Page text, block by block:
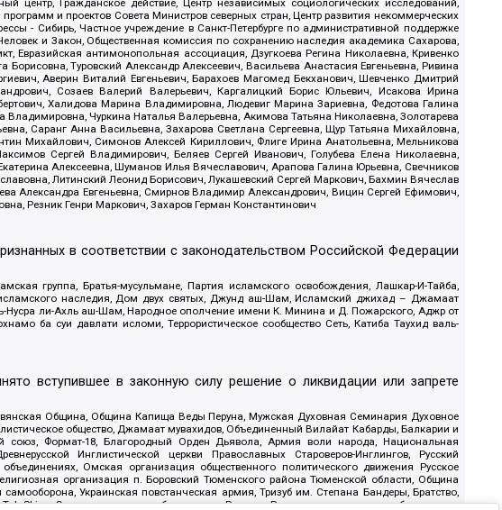
центр, Гражданское действие, Центр независимых социологических исследований,
и проектов Совета Министров северных стран, Центр развития некоммерческих
- Сибирь, Частное учреждение в Санкт-Петербурге по административной поддержке
и Закон, Общественная комиссия по сохранению наследия академика Сахарова,
Евразийская антимонопольная ассоциация, Дзугкоева Регина Николаевна, Кривенко
Туровский Александр Алексеевич, Васильева Анастасия Евгеньевна, Ривина
Аверин Виталий Евгеньевич, Барахоев Магомед Бекханович, Шевченко Дмитрий
Созаев Валерий Валерьевич, Каргалицкий Борис Юльевич, Исакова Ирина
Халидова Марина Владимировна, Людевиг Марина Зариевна, Федотова Галина
Чуркина Наталья Валерьевна, Акимова Татьяна Николаевна, Золотарева
Саранг Анна Васильевна, Захарова Светлана Сергеевна, Щур Татьяна Михайловна,
Михайлович, Симонов Алексей Кириллович, Флиге Ирина Анатольевна, Мельникова
Сергей Владимирович, Беляев Сергей Иванович, Голубева Елена Николаевна,
Алексеевна, Шуманов Илья Вячеславович, Арапова Галина Юрьевна, Свечников
Литинский Леонид Борисович, Лукашевский Сергей Маркович, Бахмин Вячеслав
Александра Евгеньевна, Смирнов Владимир Александрович, Вицин Сергей Ефимович,
Резник Генри Маркович, Захаров Герман Константинович
в соответствии с законодательством Российской Федерации
группа, Братья-мусульмане, Партия исламского освобождения, Лашкар-И-Тайба,
наследия, Дом двух святых, Джунд аш-Шам, Исламский джихад – Джамаат
Нусра ли-Ахль аш-Шам, Народное ополчение имени К. Минина и Д. Пожарского, Аджр от
ба суи давлати исломи, Террористическое сообщество Сеть, Катиба Таухид валь-
вступившее в законную силу решение о ликвидации или запрете
Община, Община Капища Веды Перуна, Мужская Духовная Семинария Духовное
общество, Джамаат мувахидов, Объединенный Вилайат Кабарды, Балкарии и
союз, Формат-18, Благородный Орден Дьявола, Армия воли народа, Национальная
Инглистической церкви Православных Староверов-Инглингов, Русский
Омская организация общественного политического движения Русское
организация п. Боровский Тюменского района Тюменской области, Община
Украинская повстанческая армия, Тризуб им. Степана Бандеры, Братство,
Этнополитическое объединение Русские, Русское национальное объединение